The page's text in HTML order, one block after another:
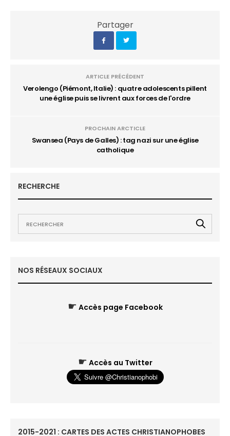
Partager
ARTICLE PRÉCÉDENT
Verolengo (Piémont, Italie) : quatre adolescents pillent
une église puis se livrent aux forces de l'ordre
PROCHAIN ARCTICLE
Swansea (Pays de Galles) : tag nazi sur une église
catholique
RECHERCHE
NOS RÉSEAUX SOCIAUX
☛ Accès page Facebook
☛ Accès au Twitter
2015-2021 : CARTES DES ACTES CHRISTIANOPHOBES